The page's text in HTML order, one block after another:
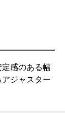
感のある幅
ジャスター